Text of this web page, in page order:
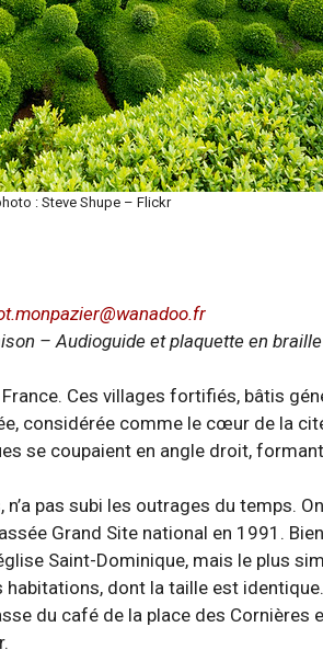
: Steve Shupe – Flickr
– Audioguide et plaquette en
Ces villages fortifiés, bâtis
considérée comme le cœur de la
se coupaient en angle droit,
pas subi les outrages du temps.
Grand Site national en 1991.
Saint-Dominique, mais le plus
dont la taille est identique.
du café de la place des Cornières